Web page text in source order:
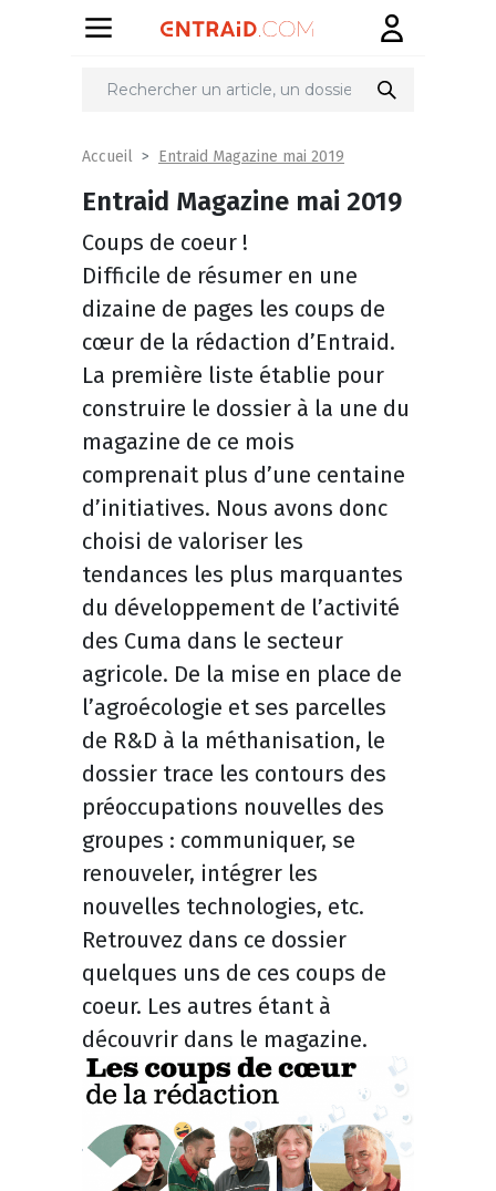
Accueil Entraid Magazine mai 2019
Entraid Magazine mai 2019
Coups de coeur !
Difficile de résumer en une
dizaine de pages les coups de
cœur de la rédaction d’Entraid.
La première liste établie pour
construire le dossier à la une du
magazine de ce mois
comprenait plus d’une centaine
d’initiatives. Nous avons donc
choisi de valoriser les
tendances les plus marquantes
du développement de l’activité
des Cuma dans le secteur
agricole. De la mise en place de
l’agroécologie et ses parcelles
de R&D à la méthanisation, le
dossier trace les contours des
préoccupations nouvelles des
groupes : communiquer, se
renouveler, intégrer les
nouvelles technologies, etc.
Retrouvez dans ce dossier
quelques uns de ces coups de
coeur. Les autres étant à
découvrir dans le magazine.